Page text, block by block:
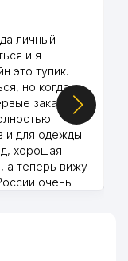
личный
и я
это тупик.
но когда
заказы,
и для одежды
хорошая
а теперь вижу
очень